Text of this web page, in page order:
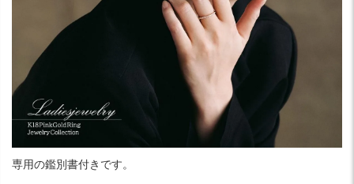
専用の鑑別書付きです。